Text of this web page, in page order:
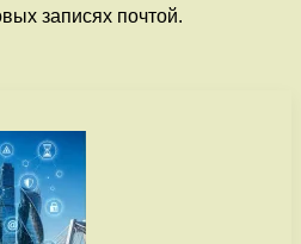
записях почтой.